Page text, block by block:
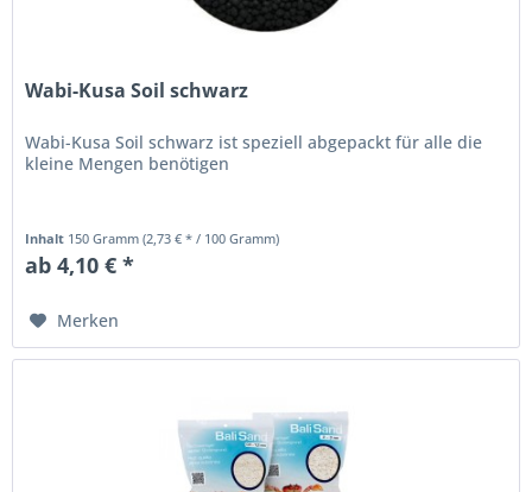
Wabi-Kusa Soil schwarz
Wabi-Kusa Soil schwarz ist speziell abgepackt für alle die
kleine Mengen benötigen
Inhalt 150 Gramm(2,73 € * / 100 Gramm)
ab 4,10 € *
Merken